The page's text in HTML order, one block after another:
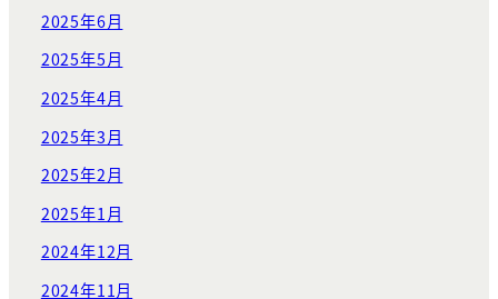
2025年6月
2025年5月
2025年4月
2025年3月
2025年2月
2025年1月
2024年12月
2024年11月